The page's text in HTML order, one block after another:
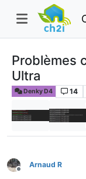
Problèmes
Ultra
Denky D4 14
Offline
Arnaud R